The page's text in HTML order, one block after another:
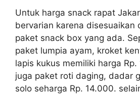
Untuk harga snack rapat
bervarian karena disesuaikan
paket snack box yang ada.
paket lumpia ayam, kroket
lapis kukus memiliki harga
juga paket roti daging, dadar
solo seharga Rp. 14.000.